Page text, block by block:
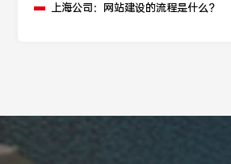
上海公司：网站建设的流程是什么？